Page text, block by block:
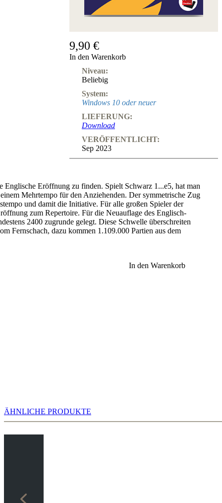
9,90 €
In den Warenkorb
Niveau:
Beliebig
System:
Windows 10 oder neuer
LIEFERUNG:
Download
VERÖFFENTLICHT:
Sep 2023
Englische Eröffnung zu finden. Spielt Schwarz 1...e5, hat man
Mehrtempo für den Anziehenden. Der symmetrische Zug
und damit die Initiative. Für alle großen Spieler der
zum Repertoire. Für die Neuauflage des Englisch-
2400 zugrunde gelegt. Diese Schwelle überschreiten
Fernschach, dazu kommen 1.109.000 Partien aus dem
beider Spieler garantiert hohe Qualität der Statistiken. Was das
In den Warenkorb
ÄHNLICHE PRODUKTE